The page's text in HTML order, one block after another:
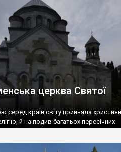
(postaki)…” “Вино. Крим
вино і його вдосталь: воно все
[…]
церква Святої
серед країн світу прийняла
й на подив багатьох пересічних